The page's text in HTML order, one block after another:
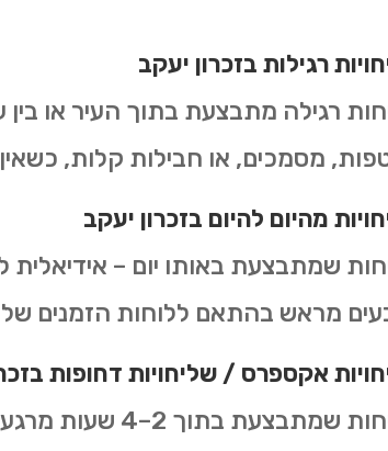
רגילות בזכרון יעקב
מסמכים, או חבילות קלות,
מהיום להיום בזכרון יעקב
שמתבצעת באותו יום –
מראש בהתאם ללוחות הזמנים של
אקספרס /שליחויות דחופות ב
שליחות